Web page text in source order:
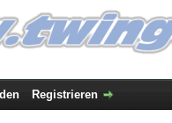
Registrieren